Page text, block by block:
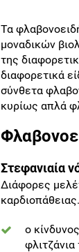
Τα
μοναδικών
της
διαφορετικά
σύνθετα
κυρίως απλά
Στεφανιαία
Διάφορες
ο